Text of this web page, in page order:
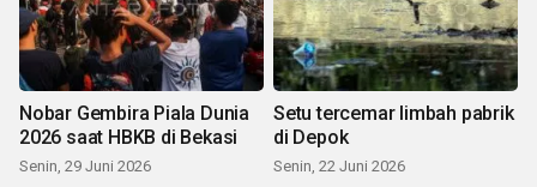
Nobar Gembira Piala Dunia
2026 saat HBKB di Bekasi
Senin, 29 Juni 2026
Setu tercemar limbah pabrik
di Depok
Senin, 22 Juni 2026